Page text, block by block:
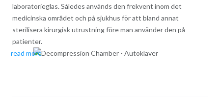
laboratorieglas. Således används den frekvent inom det
medicinska området och på sjukhus för att bland annat
sterilisera kirurgisk utrustning före man använder den på
patienter.
read more